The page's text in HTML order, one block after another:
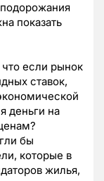
показать
если рынок
ставок,
деньги на
бы
которые в
жилья,